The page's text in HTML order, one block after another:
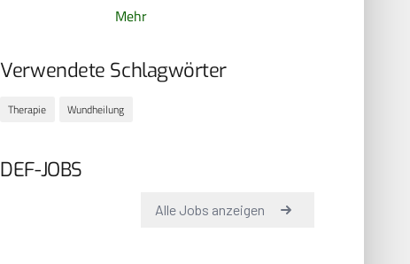
Mehr
Verwendete Schlagwörter
Therapie Wundheilung
DEF-JOBS